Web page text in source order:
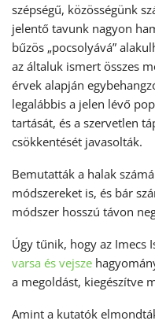
szépségű, közösségünk
jelentő tavunk nagyon
bűzös „pocsolyává”
az általuk ismert összes
érvek alapján
legalábbis a jelen lévő
tartását, és a szervetlen
csökkentését javasolták.
Bemutatták a halak
módszereket is, és bár
módszer hosszú távon
Úgy tűnik, hogy az Imecs
varsa és vejsze
a megoldást, kiegészítve
Amint a kutatók